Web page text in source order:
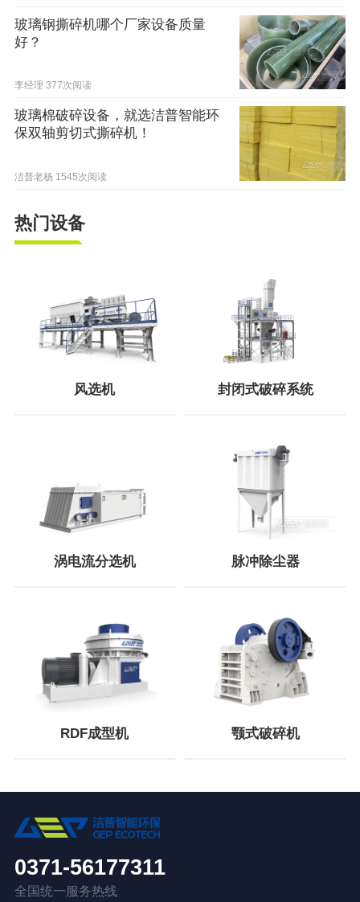
玻璃钢撕碎机哪个厂家设备质量
好？
李经理 377次阅读
玻璃棉破碎设备，就选洁普智能环
保双轴剪切式撕碎机！
洁普老杨 1545次阅读
热门设备
风选机 封闭式破碎系统
涡电流分选机 脉冲除尘器
RDF成型机 颚式破碎机
0371-56177311
全国统一服务热线